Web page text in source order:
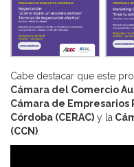
Cabe destacar que este
Cámara del Comercio
Cámara de Empresarios
Córdoba (CERAC) y la
(CCN).